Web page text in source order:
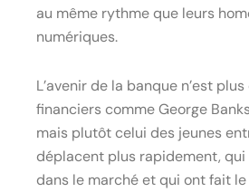
au même rythme que leurs
numériques.
L’avenir de la banque n’est
financiers comme George
mais plutôt celui des jeunes
déplacent plus rapidement, qui
dans le marché et qui ont fait